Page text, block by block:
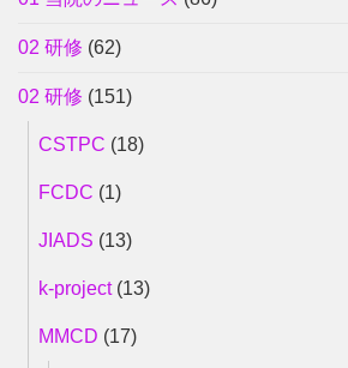
02 研修 (62)
02 研修 (151)
CSTPC (18)
FCDC (1)
JIADS (13)
k-project(13)
MMCD (17)